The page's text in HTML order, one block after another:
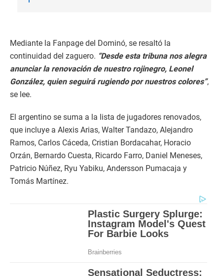
Mediante la Fanpage del Dominó, se resaltó la
continuidad del zaguero. “Desde esta tribuna nos alegra
anunciar la renovación de nuestro rojinegro, Leonel
González, quien seguirá rugiendo por nuestros colores”,
se lee.
El argentino se suma a la lista de jugadores renovados,
que incluye a Alexis Arias, Walter Tandazo, Alejandro
Ramos, Carlos Cáceda, Cristian Bordacahar, Horacio
Orzán, Bernardo Cuesta, Ricardo Farro, Daniel Meneses,
Patricio Núñez, Ryu Yabiku, Andersson Pumacaja y
Tomás Martínez.